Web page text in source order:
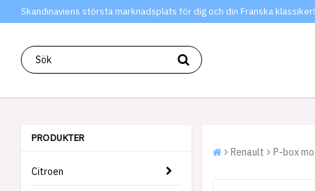
Skandinaviens största marknadsplats för dig och din Franska klassiker!
PRODUKTER
Citroen
Renault P-box